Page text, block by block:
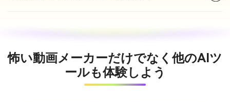
怖い動画メーカーだけでなく他のAIツ
ールも体験しよう